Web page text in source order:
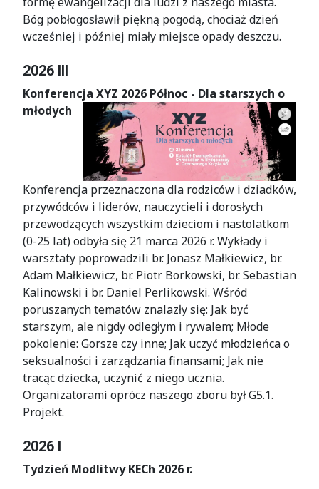
Bóg pobłogosławił piękną pogodą, chociaż dzień
wcześniej i później miały miejsce opady deszczu.
2026 III
Konferencja XYZ 2026 Północ - Dla starszych o
młodych
Konferencja przeznaczona dla rodziców i dziadków,
przywódców i liderów, nauczycieli i dorosłych
przewodzących wszystkim dzieciom i nastolatkom
(0-25 lat) odbyła się 21 marca 2026 r. Wykłady i
warsztaty poprowadzili br. Jonasz Małkiewicz, br.
Adam Małkiewicz, br. Piotr Borkowski, br. Sebastian
Kalinowski i br. Daniel Perlikowski. Wśród
poruszanych tematów znalazły się: Jak być
starszym, ale nigdy odległym i rywalem; Młode
pokolenie: Gorsze czy inne; Jak uczyć młodzieńca o
seksualności i zarządzania finansami; Jak nie
tracąc dziecka, uczynić z niego ucznia.
Organizatorami oprócz naszego zboru był G5.1.
Projekt.
2026 I
Tydzień Modlitwy KECh 2026 r.